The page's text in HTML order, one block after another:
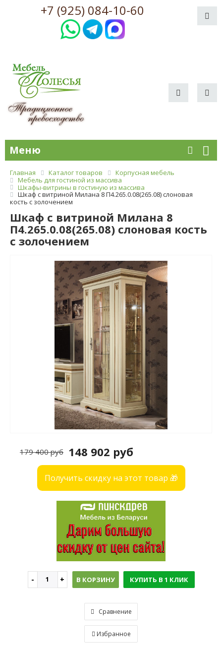
+7 (925) 084-10-60
Меню
Главная Каталог товаров
Корпусная мебель
Мебель для гостиной из массива
Шкафы-витрины в гостиную из массива
Шкаф с витриной Милана 8 П4.265.0.08(265.08) слоновая
кость с золочением
Шкаф с витриной Милана 8
П4.265.0.08(265.08) слоновая кость
с золочением
148 902 руб
179 400 руб
Получить скидку на этот товар 🎁
В КОРЗИНУ КУПИТЬ В 1 КЛИК
Сравнение
Избранное